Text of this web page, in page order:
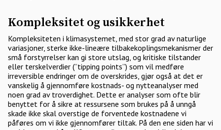
Kompleksitet og usikkerhet
Kompleksiteten i klimasystemet, med stor grad av naturlige
variasjoner, sterke ikke-lineære tilbakekoplingsmekanismer der
små forstyrrelser kan gi store utslag, og kritiske tilstander
eller terskelverdier (”tipping points”) som vil medføre
irreversible endringer om de overskrides, gjør også at det er
vanskelig å gjennomføre kostnads- og nytteanalyser med
noen grad av troverdighet. Dette er analyser som ofte blir
benyttet for å sikre at ressursene som brukes på å unngå
skade ikke skal overstige de forventede kostnadene vi
påføres om vi ikke gjennomfører tiltak. På den ene siden har vi